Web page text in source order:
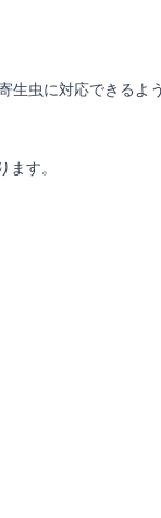
虫に対応できる
す。